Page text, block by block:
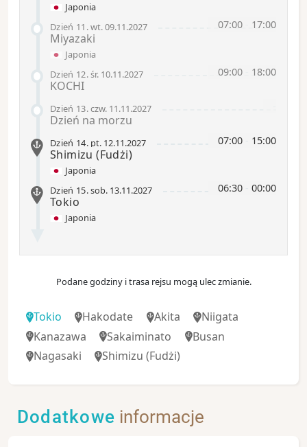
Japonia
07:00 17:00
Dzień 11 .wt.09.11.2027
Miyazaki
Japonia
09:00 18:00
Dzień 12.śr.10.11.2027
KOCHI
Dzień 13.czw.11.11.2027
Dzień na morzu
07:00 15:00
Dzień 14. pt.12.11.2027
Shimizu(Fudżi)
Japonia
06:30 00:00
Dzień 15.sob.13.11.2027
Tokio
Japonia
Podane godziny i trasa rejsu mogą ulec zmianie.
Tokio Hakodate Akita
Niigata
Kanazawa
Sakaiminato
Busan
Nagasaki
Shimizu (Fudżi)
Dodatkowe informacje